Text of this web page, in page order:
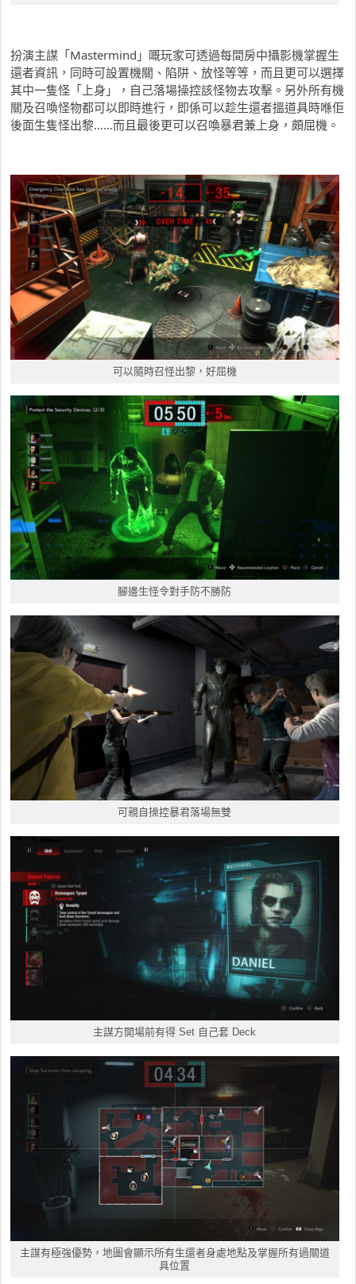
扮演主謀「Mastermind」嘅玩家可透過每間房中攝影機掌握生
還者資訊，同時可設置機關、陷阱、放怪等等，而且更可以選擇
其中一隻怪「上身」，自己落場操控該怪物去攻擊。另外所有機
關及召喚怪物都可以即時進行，即係可以趁生還者搵道具時喺佢
後面生隻怪出黎……而且最後更可以召喚暴君兼上身，頗屈機。
可以隨時召怪出黎，好屈機
腳邊生怪令對手防不勝防
可親自操控暴君落場無雙
主謀方開場前有得 Set 自己套 Deck
主謀有極強優勢，地圖會顯示所有生還者身處地點及掌握所有過關道
具位置